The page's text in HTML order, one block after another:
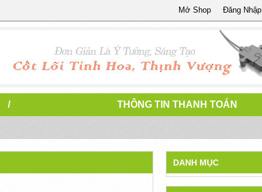
Đăng Nhập
Mở Shop
/ THÔNG TIN THANH TOÁN
DANH MỤC